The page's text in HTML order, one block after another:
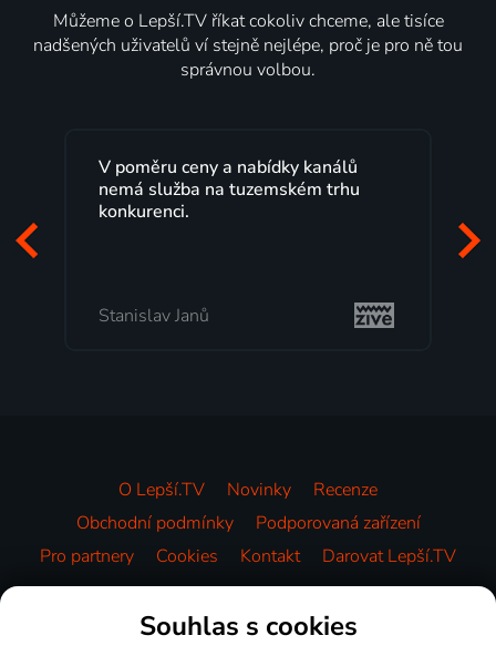
Můžeme o Lepší.TV říkat cokoliv chceme, ale tisíce
nadšených uživatelů ví stejně nejlépe, proč je pro ně tou
správnou volbou.
V poměru ceny a nabídky kanálů
nemá služba na tuzemském trhu
konkurenci.
Stanislav Janů
O Lepší.TV Novinky
Recenze
Obchodní podmínky
Podporovaná zařízení
Pro partnery
Cookies Kontakt Darovat Lepší.TV
Videotéka
Souhlas s cookies